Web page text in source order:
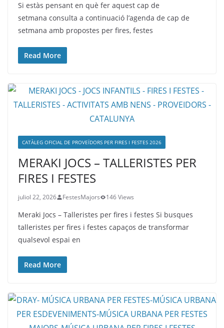
Si estàs pensant en què fer aquest cap de
setmana consulta a continuació l’agenda de cap de
setmana amb propostes per fires, festes
Read More
CATÀLEG OFICIAL DE PROVEÏDORS PER FIRES I FESTES 2026
MERAKI JOCS – TALLERISTES PER
FIRES I FESTES
juliol 22, 2026 FestesMajors 146 Views
Meraki Jocs – Talleristes per fires i festes Si busques
talleristes per fires i festes capaços de transformar
qualsevol espai en
Read More